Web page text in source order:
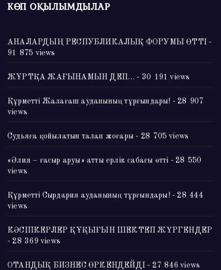
КӨП ОҚЫЛЫМДЫЛАР
АНАЛАРДЫҢ РЕСПУБЛИКАЛЫҚ ФОРУМЫ ӨТТІ -
91 875 views
ЖҰРТҚА ЖАҒЫНАМЫН ДЕП… - 30 191 views
Құрметті Жалағаш ауданының тұрғындары! - 28 907
views
Судьяға қойылатын талап жоғары - 28 705 views
«Әлия – ғасыр аруы» атты ерлік сабағы өтті - 28 550
views
Құрметті Сырдария ауданының тұрғындары!- 28 444
views
КӘСІПКЕРЛЕР ҚҰҚЫҒЫН ШЕКТЕП ЖҮРГЕНДЕР
- 28 369 views
ОТАНДЫҚ БИЗНЕС ӨРКЕНДЕЙДІ - 27 846 views